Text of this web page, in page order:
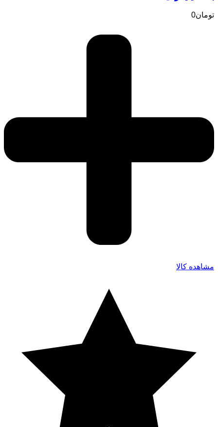
تومان0
مشاهده کالا